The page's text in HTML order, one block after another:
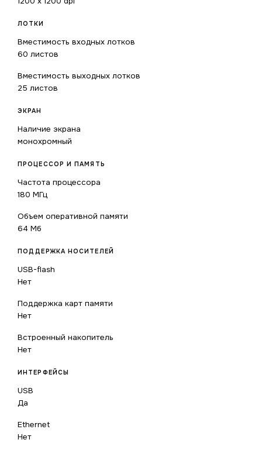
ЛОТКИ
Вместимость входных лотков
60 листов
Вместимость выходных лотков
25 листов
ЭКРАН
Наличие экрана
монохромный
ПРОЦЕССОР И ПАМЯТЬ
Частота процессора
180 МГц
Объем оперативной памяти
64 Мб
ПОДДЕРЖКА НОСИТЕЛЕЙ
USB-flash
Нет
Поддержка карт памяти
Нет
Встроенный накопитель
Нет
ИНТЕРФЕЙСЫ
USB
Да
Ethernet
Нет